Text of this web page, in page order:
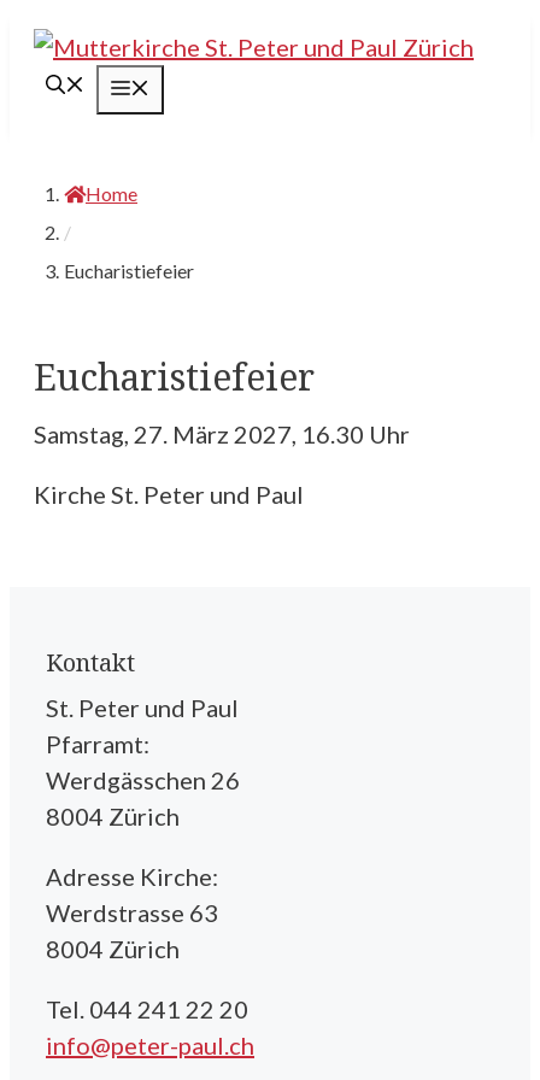
Springe
Inhalt
Home
/
Eucharistiefeier
Eucharistiefeier
Samstag, 27. März 2027, 16.30 Uhr
Kirche St. Peter und Paul
Kontakt
St. Peter und Paul
Pfarramt:
Werdgässchen 26
8004 Zürich
Adresse Kirche:
Werdstrasse 63
8004 Zürich
Tel. 044 241 22 20
info@peter-paul.ch